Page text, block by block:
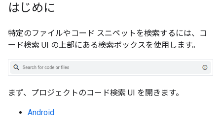
はじめに
特定のファイルやコード スニペットを検索するには、コ
ード検索 UI の上部にある検索ボックスを使用します。
まず、プロジェクトのコード検索 UI を開きます。
Android